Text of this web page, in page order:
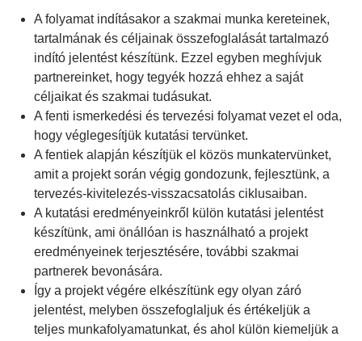
A folyamat indításakor a szakmai munka kereteinek,
tartalmának és céljainak összefoglalását tartalmazó
indító jelentést készítünk. Ezzel egyben meghívjuk
partnereinket, hogy tegyék hozzá ehhez a saját
céljaikat és szakmai tudásukat.
A fenti ismerkedési és tervezési folyamat vezet el oda,
hogy véglegesítjük kutatási tervünket.
A fentiek alapján készítjük el közös munkatervünket,
amit a projekt során végig gondozunk, fejlesztünk, a
tervezés-kivitelezés-visszacsatolás ciklusaiban.
A kutatási eredményeinkről külön kutatási jelentést
készítünk, ami önállóan is használható a projekt
eredményeinek terjesztésére, további szakmai
partnerek bevonására.
Így a projekt végére elkészítünk egy olyan záró
jelentést, melyben összefoglaljuk és értékeljük a
teljes munkafolyamatunkat, és ahol külön kiemeljük a